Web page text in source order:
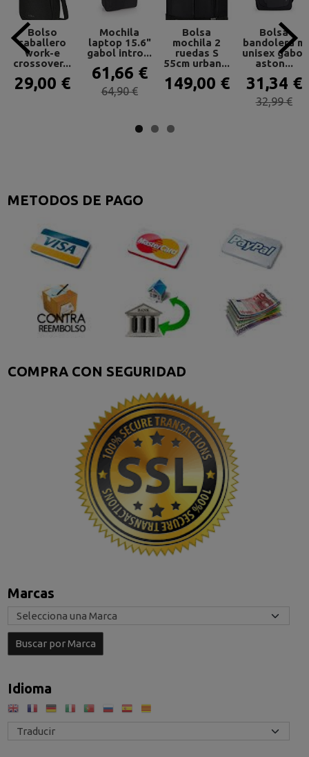
METODOS DE PAGO
COMPRA CON SEGURIDAD
Marcas
Idioma
Bolso
caballero
work-e
crossover...
29,00 €
Mochila
laptop 15.6"
gabol intro...
61,66 €
64,90 €
Bolsa
mochila 2
ruedas S
55cm urban...
149,00 €
Bolsa
bandolera m
unisex gabol
aston...
31,34 €
32,99 €